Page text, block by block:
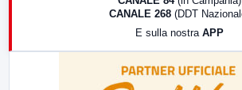
CANALE 268 (DDT
E sulla nostra APP